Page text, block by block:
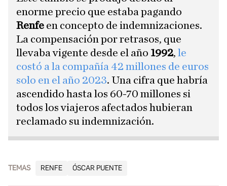
enorme precio que estaba pagando
Renfe en concepto de indemnizaciones.
La compensación por retrasos, que
llevaba vigente desde el año 1992, le
costó a la compañía 42 millones de euros
solo en el año 2023. Una cifra que habría
ascendido hasta los 60-70 millones si
todos los viajeros afectados hubieran
reclamado su indemnización.
TEMAS RENFE ÓSCAR PUENTE